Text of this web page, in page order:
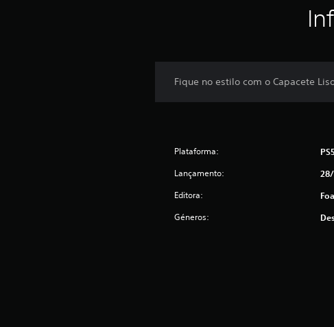
Fique no estilo com o Capacete
Plataforma:
Lançamento:
Editora:
Géneros: